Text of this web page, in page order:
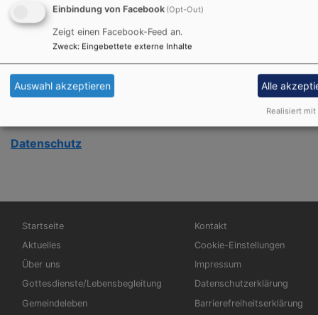
Telefon: 0 95 71 / 98 20 19
Telefax: 0 95 71 / 98 20 22
E-Mail: pfarramt.michelau@elkb.de
Datenschutz
Hauptnavigation
Startseite
Aktuelles
Über uns
Gottesdienste/Lebensbegleitung
Gemeindeleben
Fußbereichsmenü
Kontakt
Cookie-Einstellungen
Impressum
Datenschutzerklärung
Barrierefreiheitserklärung
Einbindung von Facebook (Opt-Out)
Zeigt einen Facebook-Feed an.
Zweck: Eingebettete externe Inhalte
Auswahl akzeptieren Alle
Realisiert mit